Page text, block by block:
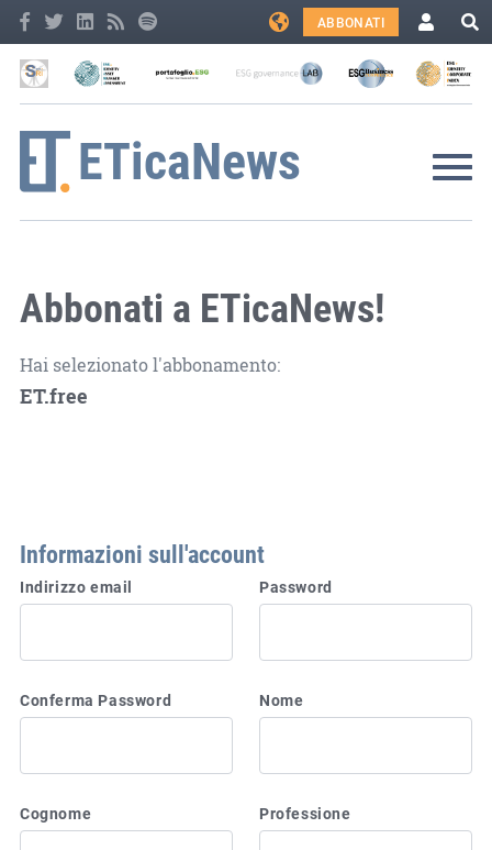
ABBONATI
Abbonati a ETicaNews!
Hai selezionato l'abbonamento:
ET.free
Informazioni sull'account
Indirizzo email Password
Conferma Password Nome
Cognome Professione